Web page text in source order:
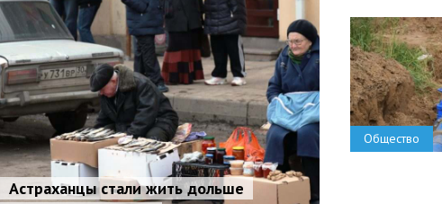
Астраханцы стали жить дольше
Общество